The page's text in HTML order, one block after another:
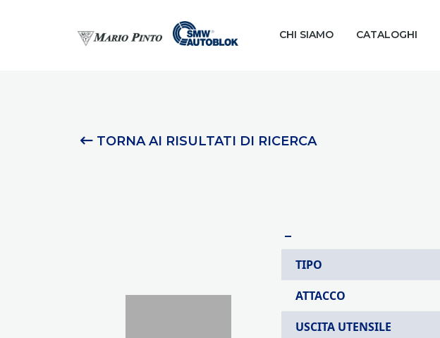
CHI SIAMO CATALOGHI
TORNA AI RISULTATI DI RICERCA
–
TIPO
ATTACCO
USCITA UTENSILE